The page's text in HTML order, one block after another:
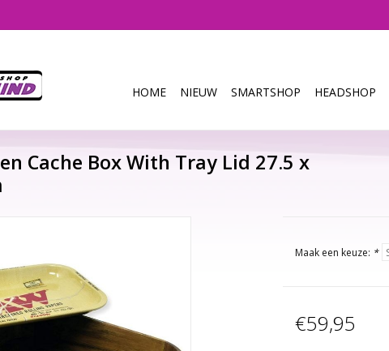
HOME NIEUW SMARTSHOP HEADSHOP
Cache Box With Tray Lid 27.5 x
Maak een keuze: *
€59,95